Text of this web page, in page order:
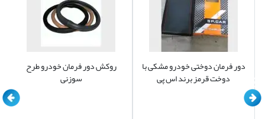
روکش دور فرمان خودرو طرح
سوزنی
دور فرمان دوختی خودرو مشکی با
دوخت قرمز برند اس پی